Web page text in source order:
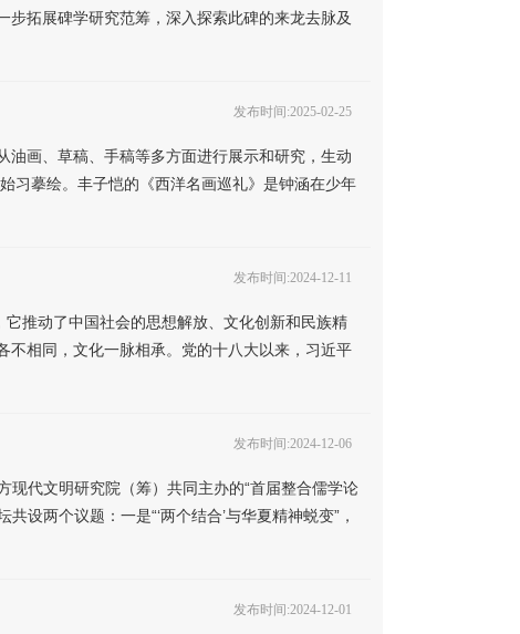
拓展碑学研究范筹，深入探索此碑的来龙去脉及
发布时间:2025-02-25
画、草稿、手稿等多方面进行展示和研究，生动
习摹绘。丰子恺的《西洋名画巡礼》是钟涵在少年
发布时间:2024-12-11
动了中国社会的思想解放、文化创新和民族精
相同，文化一脉相承。党的十八大以来，习近平
发布时间:2024-12-06
代文明研究院（筹）共同主办的“首届整合儒学论
设两个议题：一是“‘两个结合’与华夏精神蜕变”，
发布时间:2024-12-01